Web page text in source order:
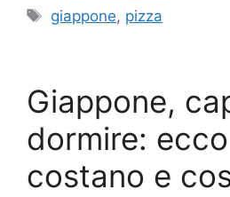
Tag
giappone, pizza
Giappone,
dormire:
costano e